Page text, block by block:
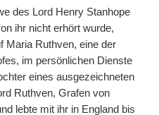
des Lord Henry Stanhope
ihr nicht erhört wurde,
Maria Ruthven, eine der
im persönlichen Dienste
eines ausgezeichneten
Ruthven, Grafen von
lebte mit ihr in England bis